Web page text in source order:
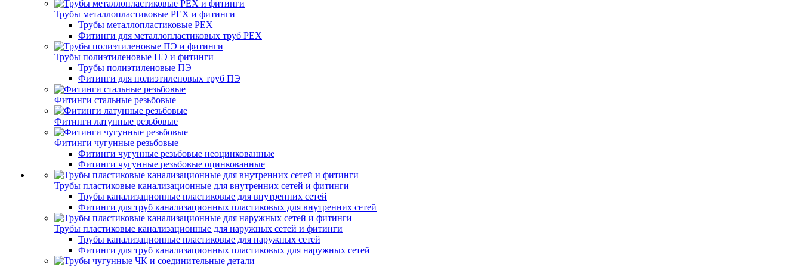
Трубы металлопластиковые PEX и фитинги
Трубы металлопластиковые PEX
Фитинги для металлопластиковых труб PEX
Трубы полиэтиленовые ПЭ и фитинги
Трубы полиэтиленовые ПЭ
Фитинги для полиэтиленовых труб ПЭ
Фитинги стальные резьбовые
Фитинги латунные резьбовые
Фитинги чугунные резьбовые
Фитинги чугунные резьбовые неоцинкованные
Фитинги чугунные резьбовые оцинкованные
Трубы пластиковые канализационные для внутренних сетей и фитинги
Трубы канализационные пластиковые для внутренних сетей
Фитинги для труб канализационных пластиковых для внутренних сетей
Трубы пластиковые канализационные для наружных сетей и фитинги
Трубы канализационные пластиковые для наружных сетей
Фитинги для труб канализационных пластиковых для наружных сетей